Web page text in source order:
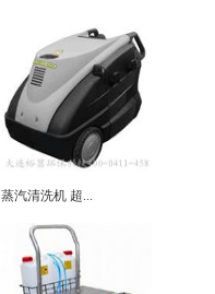
蒸汽清洗机 超...